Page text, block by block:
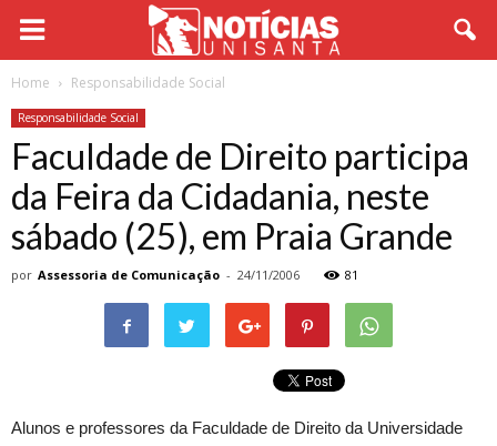
Home Responsabilidade Social
Responsabilidade Social
Faculdade de Direito participa
da Feira da Cidadania, neste
sábado (25), em Praia Grande
por Assessoria de Comunicação - 24/11/2006 81
Alunos e professores da Faculdade de Direito da Universidade